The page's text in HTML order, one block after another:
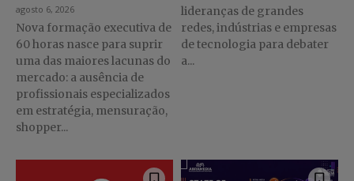
agosto 6, 2026
Nova formação executiva de
60 horas nasce para suprir
uma das maiores lacunas do
mercado: a ausência de
profissionais especializados
em estratégia, mensuração,
shopper...
lideranças de grandes
redes, indústrias e empresas
de tecnologia para debater
a...